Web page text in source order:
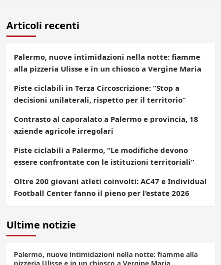
Articoli recenti
Palermo, nuove intimidazioni nella notte: fiamme
alla pizzeria Ulisse e in un chiosco a Vergine Maria
Piste ciclabili in Terza Circoscrizione: “Stop a
decisioni unilaterali, rispetto per il territorio”
Contrasto al caporalato a Palermo e provincia, 18
aziende agricole irregolari
Piste ciclabili a Palermo, “Le modifiche devono
essere confrontate con le istituzioni territoriali”
Oltre 200 giovani atleti coinvolti: AC47 e Individual
Football Center fanno il pieno per l’estate 2026
Ultime notizie
Palermo, nuove intimidazioni nella notte: fiamme alla